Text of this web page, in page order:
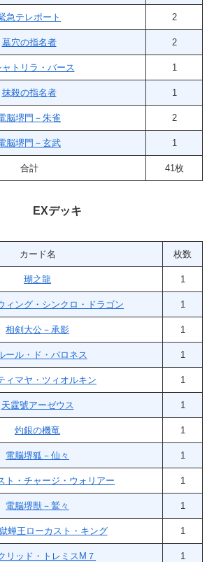
急テレポート 2
墓穴の指名者 2
ャトリラ・バース 1
抹殺の指名者 1
脳堺門－朱雀 2
脳堺門－玄武 1
合計 41枚
EXデッキ
カード名 枚数
瑚之龍 1
ィング・シンクロ・ドラゴン 1
相剣大公－承影 1
ール・ド・バロネス 1
ィマヤ・ツィオルキン 1
天霆號アーゼウス 1
灼銀の機竜 1
電脳堺狐－仙々 1
ト・チャージ・ウォリアー 1
電脳堺獣－鷲々 1
蝉王ローカスト・キング 1
リッド・トレミスM７ 1